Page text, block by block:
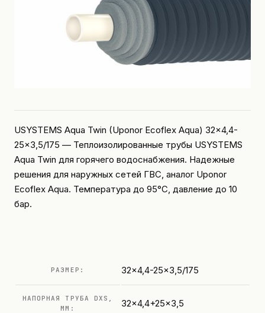
USYSTEMS Aqua Twin (Uponor Ecoflex Aqua) 32x4,4-
25x3,5/175 — Теплоизолированные трубы USYSTEMS
Aqua Twin для горячего водоснабжения. Надежные
решения для наружных сетей ГВС, аналог Uponor
Ecoflex Aqua. Температура до 95°C, давление до 10
бар.
РАЗМЕР: 32x4,4-25x3,5/175
НАПОРНАЯ ТРУБА DXS,
ММ:
32x4,4+25x3,5